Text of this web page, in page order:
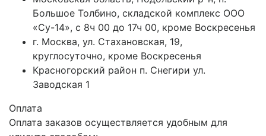
Большое Толбино, складской комплекс ООО
«Су-14», с 8ч 00 до 17ч 00, кроме Воскресенья
г. Москва, ул. Стахановская, 19,
круглосуточно, кроме Воскресенья
Красногорский район п. Снегири ул.
Заводская 1
Оплата
Оплата заказов осуществляется удобным для